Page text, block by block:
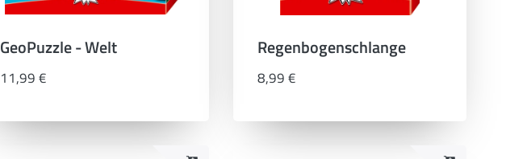
GeoPuzzle - Welt
11,99 €
Regenbogenschlange
8,99 €